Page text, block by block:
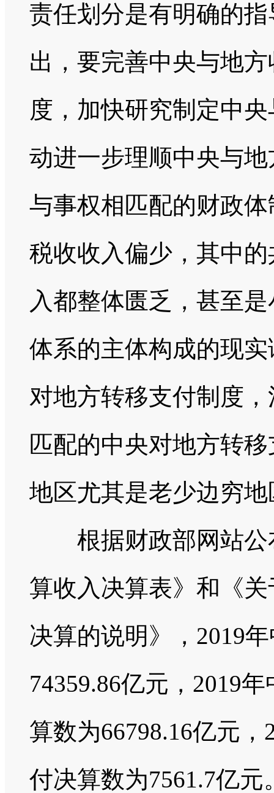
责任划分是有明确的
出，要完善中央与地
度，加快研究制定中
动进一步理顺中央与
与事权相匹配的财政
税收收入偏少，其中
入都整体匮乏，甚至
体系的主体构成的现
对地方转移支付制度
匹配的中央对地方转
地区尤其是老少边穷
根据财政部网站公
算收入决算表》和《
决算的说明》，2019
74359.86亿元，2019
算数为66798.16亿元
付决算数为7561.7亿